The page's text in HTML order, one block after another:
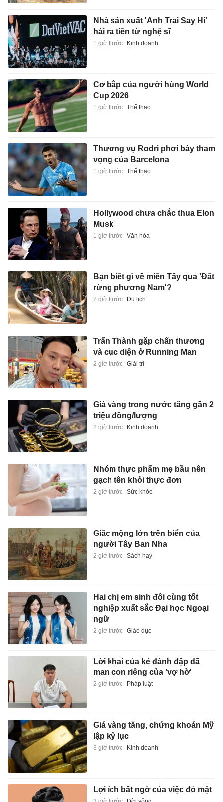
Nhà sản xuất 'Anh Trai Say Hi'
hái ra tiền từ nghệ sĩ
1 giờ trước Kinh doanh
Cơ bắp của người hùng World
Cup 2026
1 giờ trước Thể thao
Thương vụ Rodri phơi bày tham
vọng của Barcelona
1 giờ trước Thể thao
Hollywood chưa chắc thua Elon
Musk
1 giờ trước Văn hóa
Bạn biết gì về miền Tây qua 'Đất
rừng phương Nam'?
2 giờ trước Du lịch
Trấn Thành gặp chấn thương
và cục diện ở Running Man
2 giờ trước Giải trí
Giá vàng trong nước tăng gần 2
triệu đồng/lượng
2 giờ trước Kinh doanh
Nhóm thực phẩm mẹ bầu nên
gạch tên khỏi thực đơn
2 giờ trước Sức khỏe
Giấc mộng lớn trên biển của
người Tây Ban Nha
2 giờ trước Sách hay
Hai chị em sinh đôi cùng tốt
nghiệp xuất sắc Đại học Ngoại
ngữ
2 giờ trước Giáo dục
Lời khai của kẻ đánh đập dã
man con riêng của 'vợ hờ'
2 giờ trước Pháp luật
Giá vàng tăng, chứng khoán Mỹ
lập kỷ lục
3 giờ trước Kinh doanh
Lợi ích bất ngờ của việc đỏ mặt